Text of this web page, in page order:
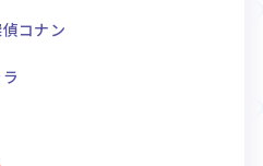
コナン